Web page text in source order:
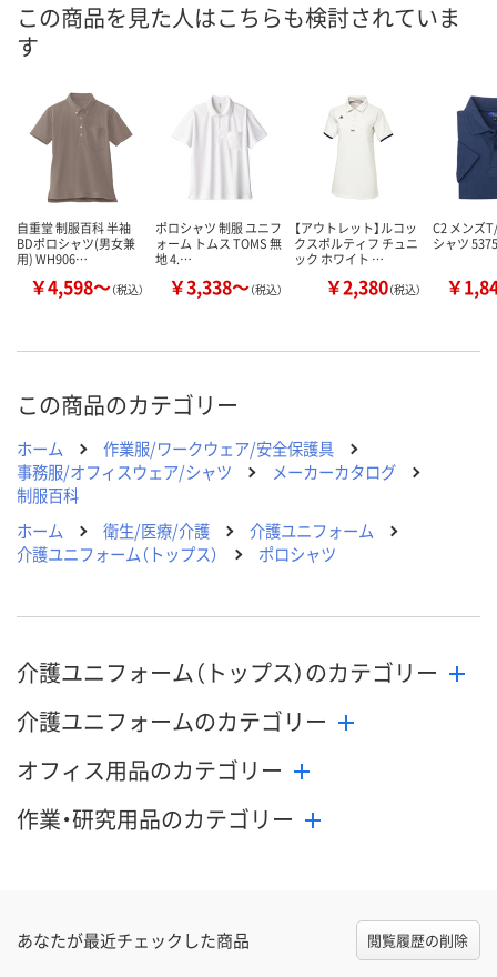
お届け日
数量
カゴへ カ
この商品を見た人はこちらも検討されていま
す
自重堂 制服百科 半袖
BDポロシャツ(男女兼
用) WH906…
￥4,598～（税込）
ポロシャツ 制服 ユニフ
ォーム トムス TOMS 無
地 4.…
￥3,338～（税込）
【アウトレット】ルコッ
クスポルティフ チュニ
ック ホワイト …
￥2,380（税込）
C2 メンズ
シャツ 5375
￥
この商品のカテゴリー
ホーム
作業服/ワークウェア/安全保護具
事務服/オフィスウェア/シャツ
メーカーカタログ
制服百科
ホーム
衛生/医療/介護
介護ユニフォーム
介護ユニフォーム（トップス）
ポロシャツ
介護ユニフォーム（トップス）のカテゴリー
介護ユニフォームのカテゴリー
オフィス用品のカテゴリー
作業・研究用品のカテゴリー
あなたが最近チェックした商品 閲覧履歴の削除